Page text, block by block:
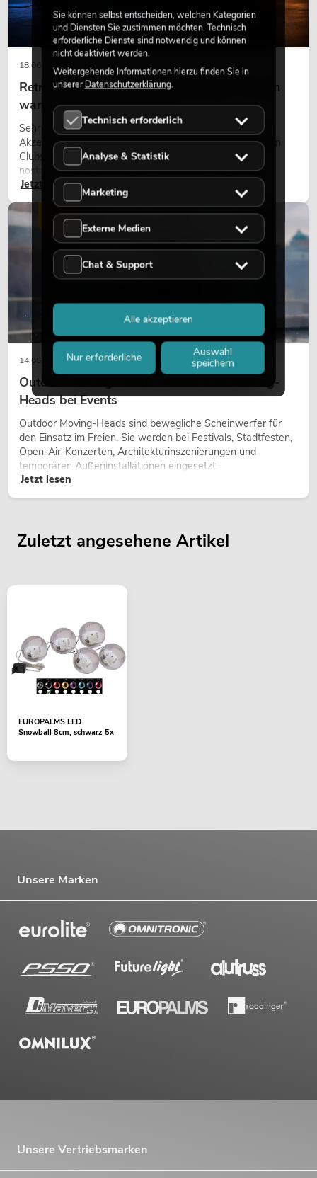
18.06.2026
Retro-Licht im modernen Lichtdesign: Warum
warmes Licht wieder wirkt
Sehr warmes Licht, sichtbare Leuchtflächen und farbige
Akzente prägen viele aktuelle Lichtdesigns auf Bühnen, in
Clubs und bei Events. Retro-Licht ist dabei kein rein
nostalgischer Effekt, sondern ein bewusst eingesetztes
Gestaltungsmittel: Es schafft Atmosphäre, gibt Szenen
Charakter und kann technische LED-Setups emotionaler
wirken lassen.
Jetzt lesen
14.05.2026
Outdoor Moving-Heads: Wetterfeste Moving-
Heads bei Events
Outdoor Moving-Heads sind bewegliche Scheinwerfer für
den Einsatz im Freien. Sie werden bei Festivals, Stadtfesten,
Open-Air-Konzerten, Architekturinszenierungen und
temporären Außeninstallationen eingesetzt.
Jetzt lesen
LICHT
Zuletzt angesehene Artikel
EUROPALMS LED
Snowball 8cm, schwarz 5x
Unsere Marken
Unsere Vertriebsmarken
Sie können selbst entscheiden, welchen Kategorien
und Diensten Sie zustimmen möchten. Technisch
erforderliche Dienste sind notwendig und können
nicht deaktiviert werden.
Weitergehende Informationen hierzu finden Sie in
unsererDatenschutzerklärung.
Technisch erforderlich
Analyse & Statistik
Marketing
Externe Medien
Chat & Support
Nur erforderliche
Auswahl
speichern
Alle akzeptieren